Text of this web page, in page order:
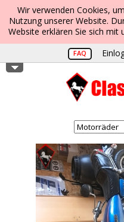
Wir verwenden Cookies,
Nutzung unserer Website.
Website erklären Sie sich mit
FAQ